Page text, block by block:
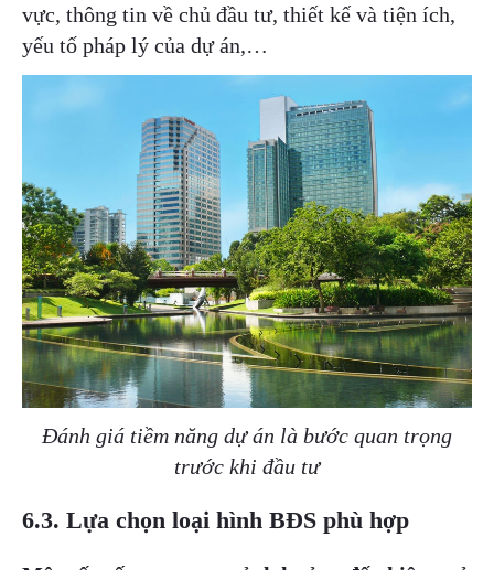
vực, thông tin về chủ đầu tư, thiết kế và tiện ích,
yếu tố pháp lý của dự án,…
Đánh giá tiềm năng dự án là bước quan trọng
trước khi đầu tư
6.3. Lựa chọn loại hình BĐS phù hợp